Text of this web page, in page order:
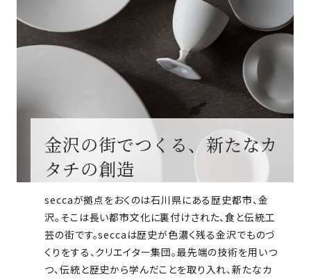
金沢の街でつくる、新たなカ
タチの創造
seccaが拠点をおくのは石川県にある歴史都市、金
沢。そこは長い都市文化に裏付けされた、食と伝統工
芸の街です。seccaは歴史が色濃く残る金沢でものづ
くりをする、クリエイター集団。最先端の技術を用いつ
つ、伝統と歴史から学んだことを取り入れ、新たなカ